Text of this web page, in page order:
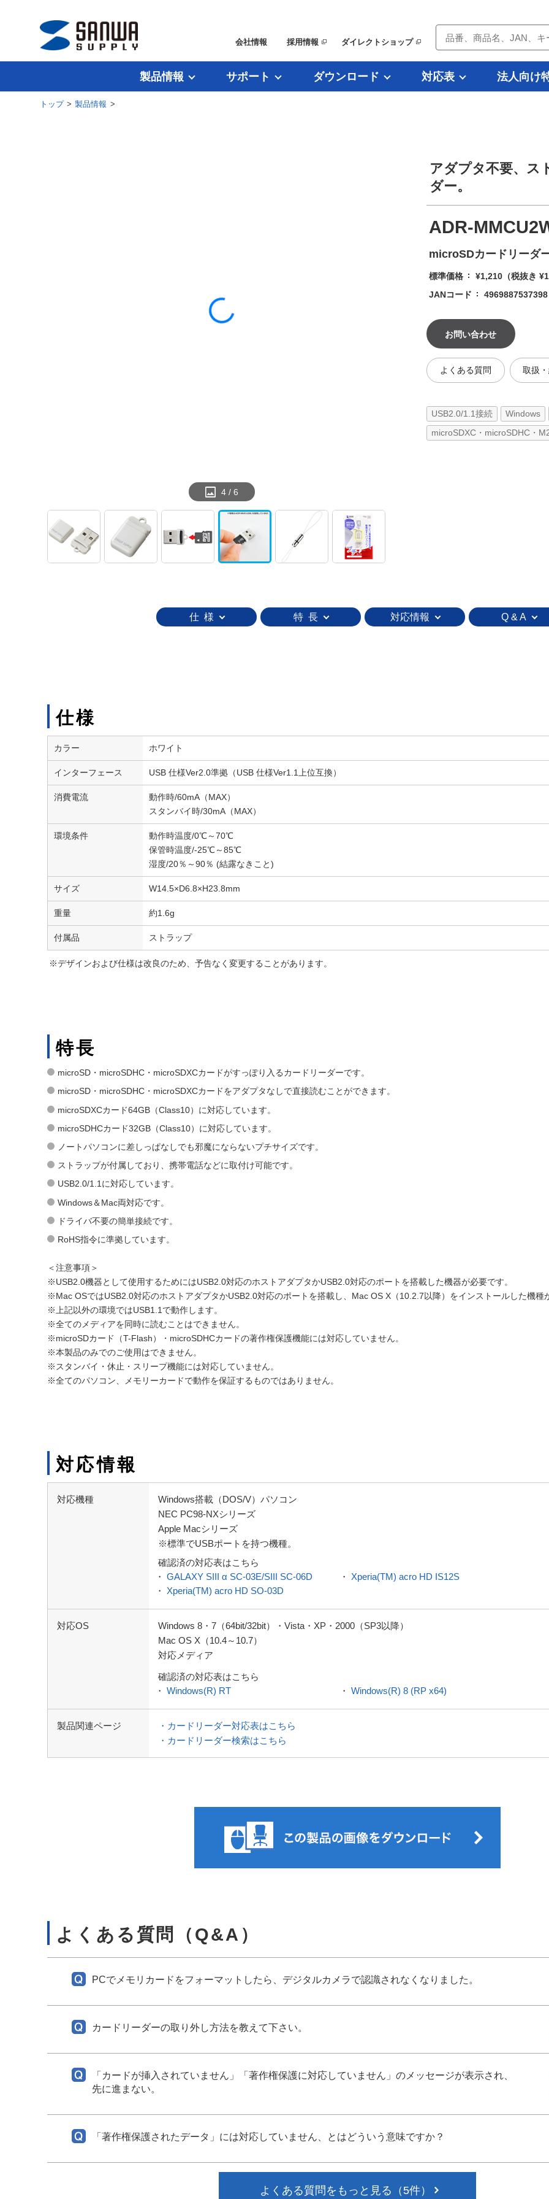
会社情報 採用情報 ダイレクトショップ
製品情報 サポート ダウンロード 対応表 法人向け
トップ>製品情報 >
4 / 6
アダプタ不要、ス
ダー。
ADR-
microSDカードリーダ
標準価格 ¥1,210 （税抜き
JANコード
4969887537398
お問い合わせ
よくある質問 取扱
USB2.0/1.1接続 Windows
microSDXC・microSDHC・
仕 様 特 長 対応情報 Q & A
仕様
カラー ホワイト
インターフェース USB 仕様Ver2.0準拠（USB 仕様Ver1.1上位互換）
消費電流
動作時/60mA（MAX）
スタンバイ時/30mA（MAX）
環境条件
動作時温度/0℃～70℃
保管時温度/-25℃～85℃
湿度/20％～90％ (結露なきこと)
サイズ W14.5×D6.8×H23.8mm
重量 約1.6g
付属品 ストラップ
※デザインおよび仕様は改良のため、予告なく変更することがあります。
特長
microSD・microSDHC・microSDXCカードがすっぽり入るカードリーダーです。
microSD・microSDHC・microSDXCカードをアダプタなしで直接読むことができます。
microSDXCカード64GB（Class10）に対応しています。
microSDHCカード32GB（Class10）に対応しています。
ノートパソコンに差しっぱなしでも邪魔にならないプチサイズです。
ストラップが付属しており、携帯電話などに取付け可能です。
USB2.0/1.1に対応しています。
Windows＆Mac両対応です。
ドライバ不要の簡単接続です。
RoHS指令に準拠しています。
＜注意事項＞
※USB2.0機器として使用するためにはUSB2.0対応のホストアダプタかUSB2.0対応のポートを搭載した機器が必要です。
※Mac OSではUSB2.0対応のホストアダプタかUSB2.0対応のポートを搭載し、Mac OS X（10.2.7以降）をインストールした機種
※上記以外の環境ではUSB1.1で動作します。
※全てのメディアを同時に読むことはできません。
※microSDカード（T-Flash）・microSDHCカードの著作権保護機能には対応していません。
※本製品のみでのご使用はできません。
※スタンバイ・休止・スリープ機能には対応していません。
※全てのパソコン、メモリーカードで動作を保証するものではありません。
対応情報
対応機種
Windows搭載（DOS/V）パソコン
NEC PC98-NXシリーズ
Apple Macシリーズ
※標準でUSBポートを持つ機種。
確認済の対応表はこちら
・GALAXY SIII α SC-03E/SIII SC-06D ・ Xperia(TM) acro HD IS12S
・ Xperia(TM) acro HD SO-03D
対応OS
Windows 8・7（64bit/32bit）・Vista・XP・2000（SP3以降）
Mac OS X（10.4～10.7）
対応メディア
確認済の対応表はこちら
・Windows(R) RT ・ Windows(R) 8 (RP x64)
製品関連ページ
・カードリーダー対応表はこちら
・カードリーダー検索はこちら
よくある質問（Q&A）
PCでメモリカードをフォーマットしたら、デジタルカメラで認識されなくなりました。
カードリーダーの取り外し方法を教えて下さい。
「カードが挿入されていません」「著作権保護に対応していません」のメッセージが表示され、
先に進まない。
「著作権保護されたデータ」には対応していません、とはどういう意味ですか？
よくある質問をもっと見る（5件）